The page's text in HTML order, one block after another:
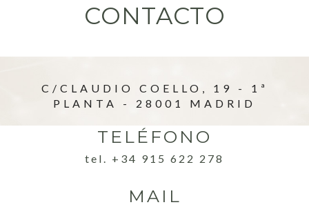
CONTACTO
C/CLAUDIO COELLO, 19 - 1ª
PLANTA - 28001 MADRID
TELÉFONO
tel. +34 915 622 278
MAIL